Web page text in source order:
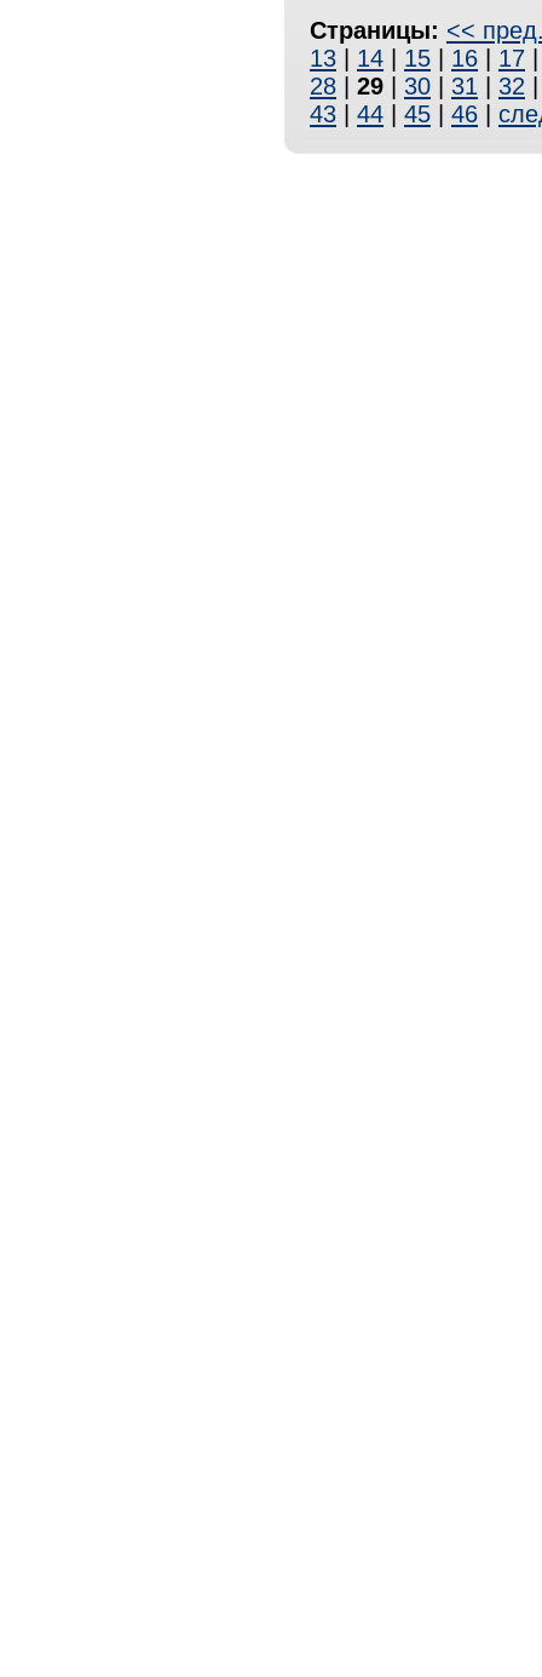
Страницы: <<
13
14 15 16 17
28
29 30 31 32
43
44 45 46